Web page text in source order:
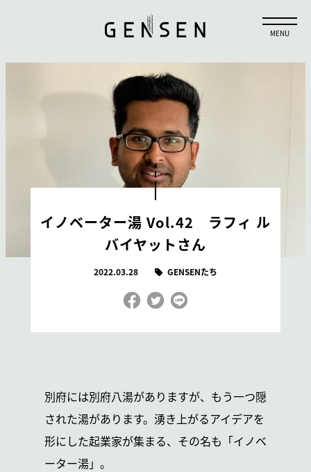
イノベーター湯 Vol.42 ラフィ ル
バイヤットさん
2022.03.28 GENSENたち
別府には別府八湯がありますが、もう一つ隠
された湯があります。湧き上がるアイデアを
形にした起業家が集まる、その名も「イノベ
ーター湯」。